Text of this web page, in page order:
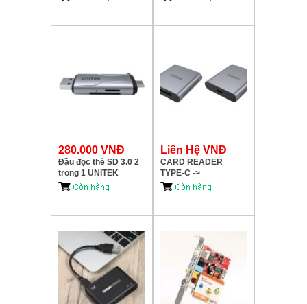
280.000 VNĐ
Đầu đọc thẻ SD 3.0 2
trong 1 UNITEK
R1010A
Liên Hệ VNĐ
CARD READER
TYPE-C ->
CFEXPRESS 2.0